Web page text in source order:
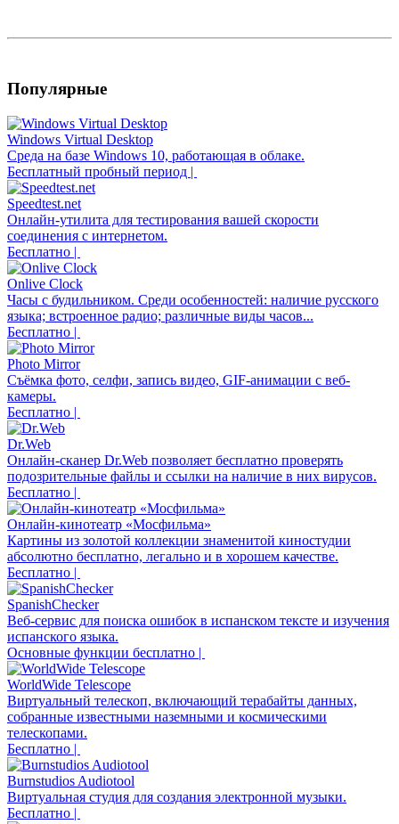
Популярные
Windows Virtual Desktop
Среда на базе Windows 10, работающая в облаке.
Бесплатный пробный период |
Speedtest.net
Онлайн-утилита для тестирования вашей скорости
соединения с интернетом.
Бесплатно |
Onlive Clock
Часы с будильником. Среди особенностей: наличие русского
языка; встроенное радио; различные виды часов...
Бесплатно |
Photo Mirror
Съёмка фото, селфи, запись видео, GIF-анимации с веб-
камеры.
Бесплатно |
Dr.Web
Онлайн-сканер Dr.Web позволяет бесплатно проверять
подозрительные файлы и ссылки на наличие в них вирусов.
Бесплатно |
Онлайн-кинотеатр «Мосфильма»
Картины из золотой коллекции знаменитой киностудии
абсолютно бесплатно, легально и в хорошем качестве.
Бесплатно |
SpanishChecker
Веб-сервис для поиска ошибок в испанском тексте и изучения
испанского языка.
Основные функции бесплатно |
WorldWide Telescope
Виртуальный телескоп, включающий терабайты данных,
собранные известными наземными и космическими
телескопами.
Бесплатно |
Burnstudios Audiotool
Виртуальная студия для создания электронной музыки.
Бесплатно |